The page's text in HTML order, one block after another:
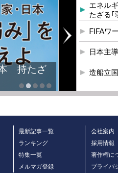
本 持たざ
エネル
たざる
FIFAワ
日本主
造船立
最新記事一覧
ランキング
特集一覧
メルマガ登録
会社案内
採用情報
著作権に
プライバ